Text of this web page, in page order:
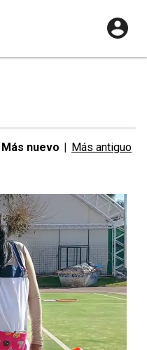
Más nuevo | Más antiguo